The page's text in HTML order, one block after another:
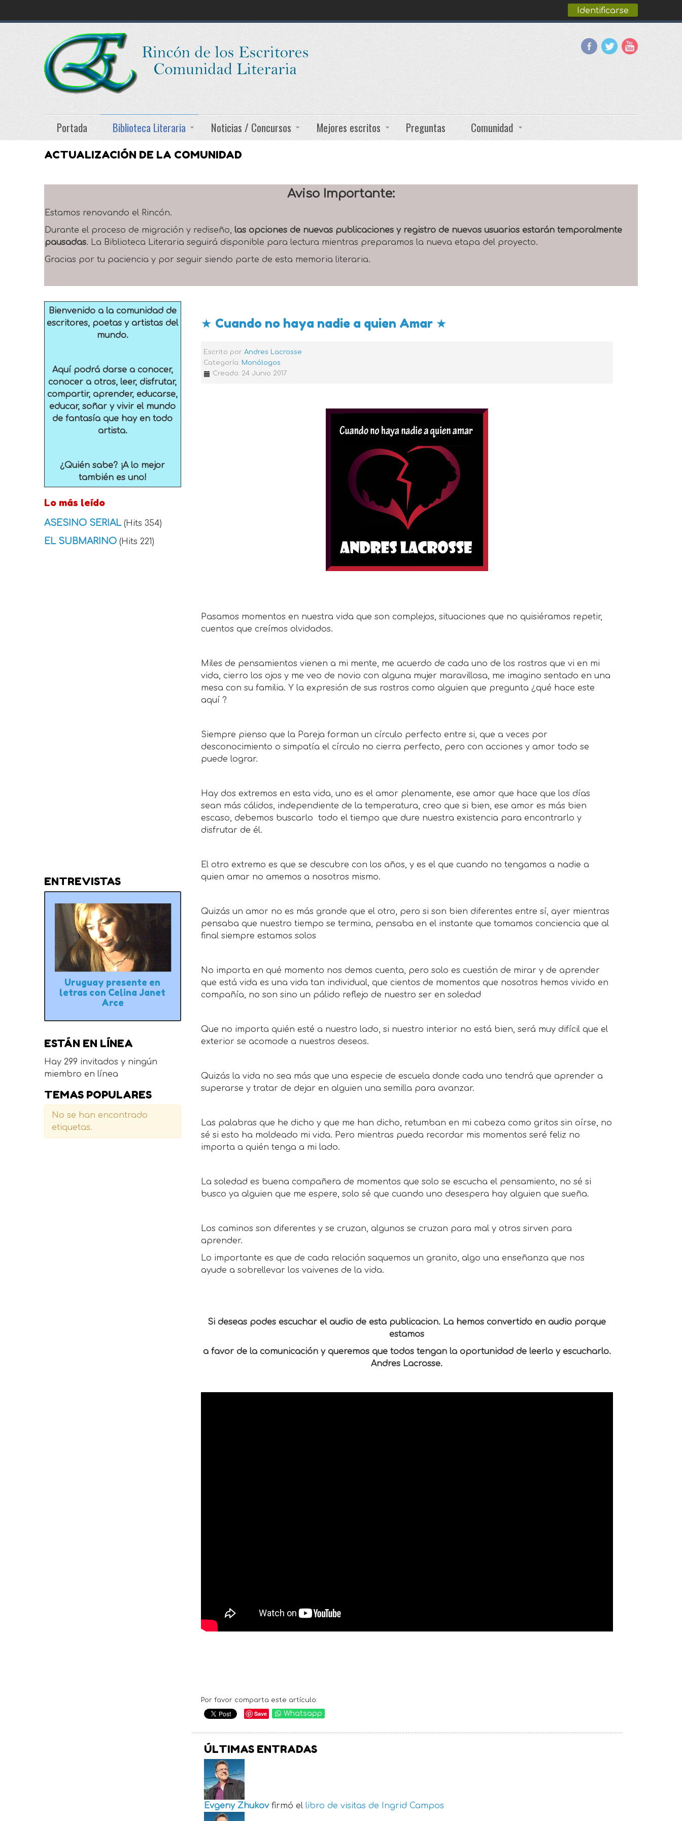
Identificarse
Portada Biblioteca Literaria Noticias / Concursos Mejores escritos Preguntas Comunidad
ACTUALIZACIÓN DE LA COMUNIDAD
Aviso Importante:
Estamos renovando el Rincón.
Durante el proceso de migración y rediseño, las opciones de nuevas publicaciones y registro de nuevos usuarios estarán temporalmente
pausadas. La Biblioteca Literaria seguirá disponible para lectura mientras preparamos la nueva etapa del proyecto.
Gracias por tu paciencia y por seguir siendo parte de esta memoria literaria.
★ Cuando no haya nadie a quien Amar ★
Escrito porAndres Lacrosse
Categoría: Monólogos
Creado: 24 Junio 2017
Pasamos momentos en nuestra vida que son complejos, situaciones que no quisiéramos repetir,
cuentos que creímos olvidados.
Miles de pensamientos vienen a mi mente, me acuerdo de cada uno de los rostros que vi en mi
vida, cierro los ojos y me veo de novio con alguna mujer maravillosa, me imagino sentado en una
mesa con su familia. Y la expresión de sus rostros como alguien que pregunta ¿qué hace este
aquí ?
Siempre pienso que la Pareja forman un círculo perfecto entre si, que a veces por
desconocimiento o simpatía el círculo no cierra perfecto, pero con acciones y amor todo se
puede lograr.
Hay dos extremos en esta vida, uno es el amor plenamente, ese amor que hace que los días
sean más cálidos, independiente de la temperatura, creo que si bien, ese amor es más bien
escaso, debemos buscarlo todo el tiempo que dure nuestra existencia para encontrarlo y
disfrutar de él.
El otro extremo es que se descubre con los años, y es el que cuando no tengamos a nadie a
quien amar no amemos a nosotros mismo.
Quizás un amor no es más grande que el otro, pero si son bien diferentes entre sí, ayer mientras
pensaba que nuestro tiempo se termina, pensaba en el instante que tomamos conciencia que al
final siempre estamos solos
No importa en qué momento nos demos cuenta, pero solo es cuestión de mirar y de aprender
que está vida es una vida tan individual, que cientos de momentos que nosotros hemos vivido en
compañía, no son sino un pálido reflejo de nuestro ser en soledad
Que no importa quién esté a nuestro lado, si nuestro interior no está bien, será muy difícil que el
exterior se acomode a nuestros deseos.
Quizás la vida no sea más que una especie de escuela donde cada uno tendrá que aprender a
superarse y tratar de dejar en alguien una semilla para avanzar.
Las palabras que he dicho y que me han dicho, retumban en mi cabeza como gritos sin oírse, no
sé si esto ha moldeado mi vida. Pero mientras pueda recordar mis momentos seré feliz no
importa a quién tenga a mi lado.
La soledad es buena compañera de momentos que solo se escucha el pensamiento, no sé si
busco ya alguien que me espere, solo sé que cuando uno desespera hay alguien que sueña.
Los caminos son diferentes y se cruzan, algunos se cruzan para mal y otros sirven para
aprender.
Lo importante es que de cada relación saquemos un granito, algo una enseñanza que nos
ayude a sobrellevar los vaivenes de la vida.
Si deseas podes escuchar el audio de esta publicacion. La hemos convertido en audio porque
estamos
a favor de la comunicación y queremos que todos tengan la oportunidad de leerlo y escucharlo.
Andres Lacrosse.
Por favor comparta este artículo:
Save Whatsapp
ÚLTIMAS ENTRADAS
Evgeny Zhukov firmó el libro de visitas de Ingrid Campos
Bienvenido a la comunidad de
escritores, poetas y artistas del
mundo.
Aquí podrá darse a conocer,
conocer a otros, leer, disfrutar,
compartir, aprender, educarse,
educar, soñar y vivir el mundo
de fantasía que hay en todo
artista.
¿Quién sabe? ¡A lo mejor
también es uno!
Lo más leído
ASESINO SERIAL (Hits 354)
EL SUBMARINO (Hits 221)
ENTREVISTAS
Uruguay presente en
letras con Celina Janet
Arce
ESTÁN EN LÍNEA
Hay 299 invitados y ningún
miembro en línea
TEMAS POPULARES
No se han encontrado
etiquetas.